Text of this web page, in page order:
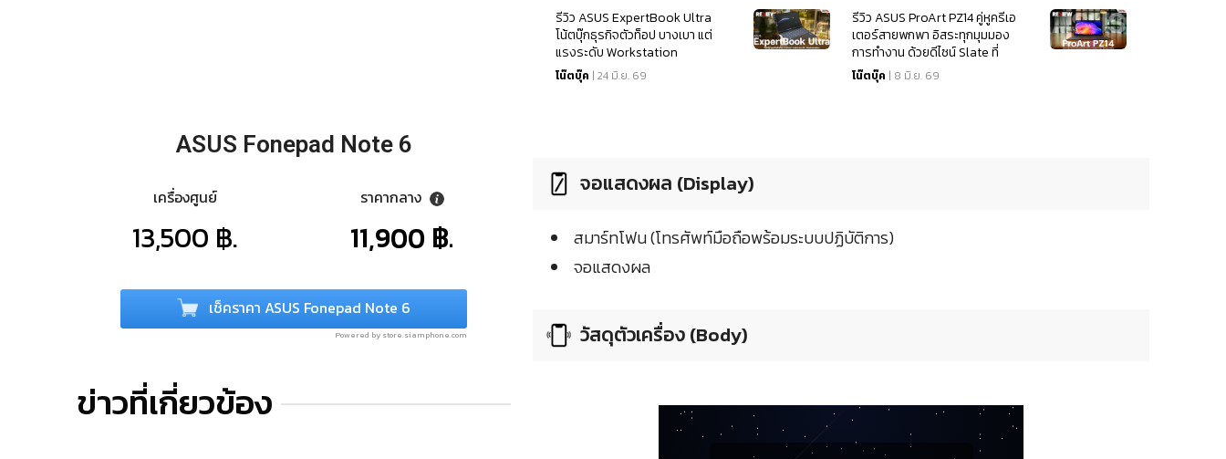
ASUS Fonepad Note 6
เครื่องศูนย์
13,500 ฿.
ราคากลาง
11,900 ฿.
เช็คราคา ASUS Fonepad Note 6
Powered by store.siamphone.com
ข่าวที่เกี่ยวข้อง
รีวิว ASUS ExpertBook Ultra
โน้ตบุ๊กธุรกิจตัวท็อป บางเบา แต่
แรงระดับ Workstation
โน๊ตบุ๊ค | 24 มิ.ย. 69
รีวิว ASUS ProArt PZ14 คู่หูครีเอ
เตอร์สายพกพา อิสระทุกมุมมอง
การทำงาน ด้วยดีไซน์ Slate ที่
ยืดหยุ่นกว่าที่เคย
โน๊ตบุ๊ค | 8 มิ.ย. 69
จอแสดงผล (Display)
สมาร์ทโฟน (โทรศัพท์มือถือพร้อมระบบปฏิบัติการ)
จอแสดงผล
วัสดุตัวเครื่อง (Body)